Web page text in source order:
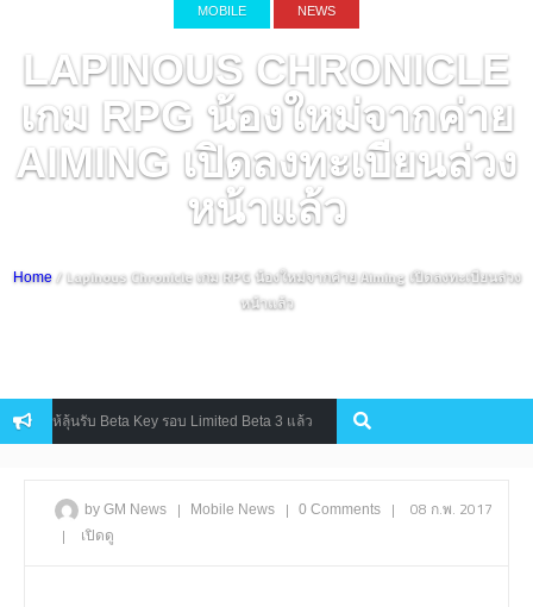
MOBILE NEWS
LAPINOUS CHRONICLE
เกม RPG น้องใหม่จากค่าย
AIMING เปิดลงทะเบียนล่วง
หน้าแล้ว
Home/ Lapinous Chronicle เกม RPG น้องใหม่จากค่าย Aiming เปิดลงทะเบียนล่วง
หน้าแล้ว
ให้ลุ้นรับ Beta Key รอบ Limited Beta 3 แล้ว Uncategorized
by GM News | Mobile News | 0 Comments |
08 ก.พ. 2017
|
เปิดดู